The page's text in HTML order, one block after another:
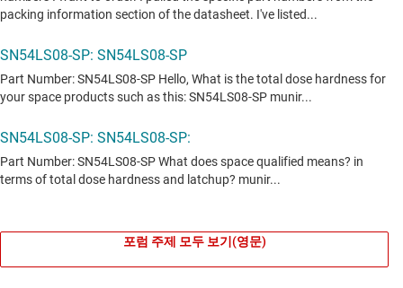
포럼 주제 모두 보기(영문)